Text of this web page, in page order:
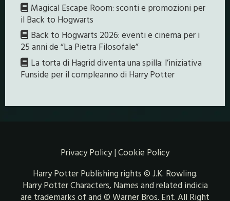
Magical Escape Room: sconti e promozioni per
il Back to Hogwarts
Back to Hogwarts 2026: eventi e cinema per i
25 anni de “La Pietra Filosofale”
La torta di Hagrid diventa una spilla: l’iniziativa
Funside per il compleanno di Harry Potter
Privacy Policy| Cookie Policy
Harry Potter Publishing rights © J.K. Rowling.
Harry Potter Characters, Names and related indicia
are trademarks of and © Warner Bros. Ent. All Right